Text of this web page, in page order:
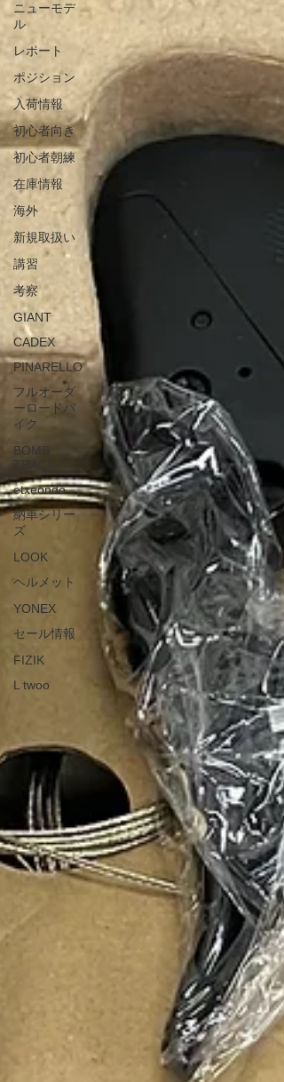
ニューモデ
ル
レポート
ポジション
入荷情報
初心者向き
初心者朝練
在庫情報
海外
新規取扱い
講習
考察
GIANT
CADEX
PINARELLO
フルオーダ
ーロードバ
イク
BOMB
TRACK
etxeondo
納車シリー
ズ
LOOK
ヘルメット
YONEX
セール情報
FIZIK
L twoo